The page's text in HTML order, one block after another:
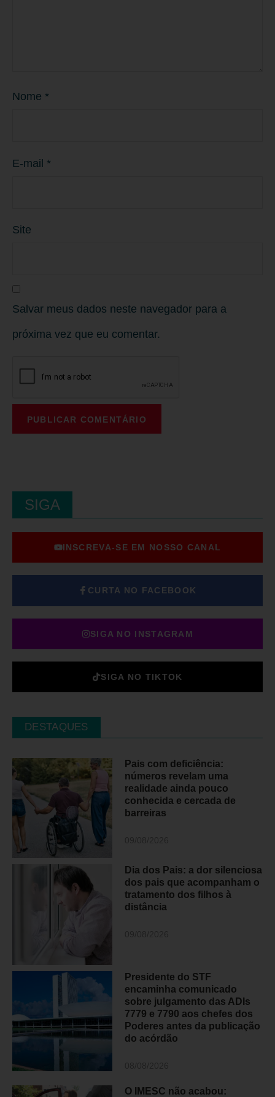
Nome *
E-mail *
Site
Salvar meus dados neste navegador para a
próxima vez que eu comentar.
SIGA
INSCREVA-SE EM NOSSO CANAL
CURTA NO FACEBOOK
SIGA NO INSTAGRAM
SIGA NO TIKTOK
DESTAQUES
Pais com deficiência:
números revelam uma
realidade ainda pouco
conhecida e cercada de
barreiras
Dia dos Pais: a dor silenciosa
dos pais que acompanham o
tratamento dos filhos à
distância
Presidente do STF
encaminha comunicado
sobre julgamento das ADIs
7779 e 7790 aos chefes dos
Poderes antes da publicação
do acórdão
O IMESC não acabou: